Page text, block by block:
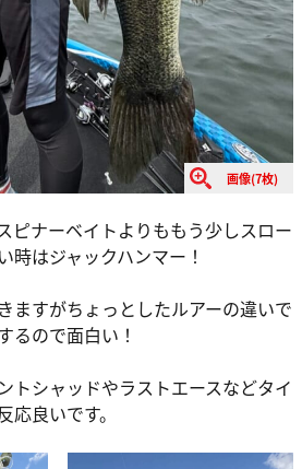
画像(7枚)
ピナーベイトよりももう少しスロー
時はジャックハンマー！
ますがちょっとしたルアーの違いで
るので面白い！
トシャッドやラストエースなどタイ
応良いです。